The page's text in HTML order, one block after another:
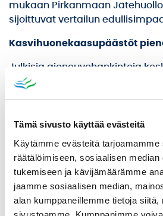
Tämä sivusto käyttää evästeitä
Käytämme evästeitä
räätälöimiseen, sosiaalisen median
tukemiseen ja kävijämäärämme
jaamme sosiaalisen median,
alan kumppaneillemme tietoja siitä,
mukaan Pirkanmaan
sijoittuvat vertailun
Kasvihuonekaasupäästöt
Julkisia ajoneuvohankintoja
myös Pirkanmaan
– Kilpailutusten kautta
dieselkäyttöisissä autoissa
polttoaineena uusiutuvaa
mukana vähäpäästöisen
Kuljetuslogistiikan päästöjen
toimintaamme ohjaavista